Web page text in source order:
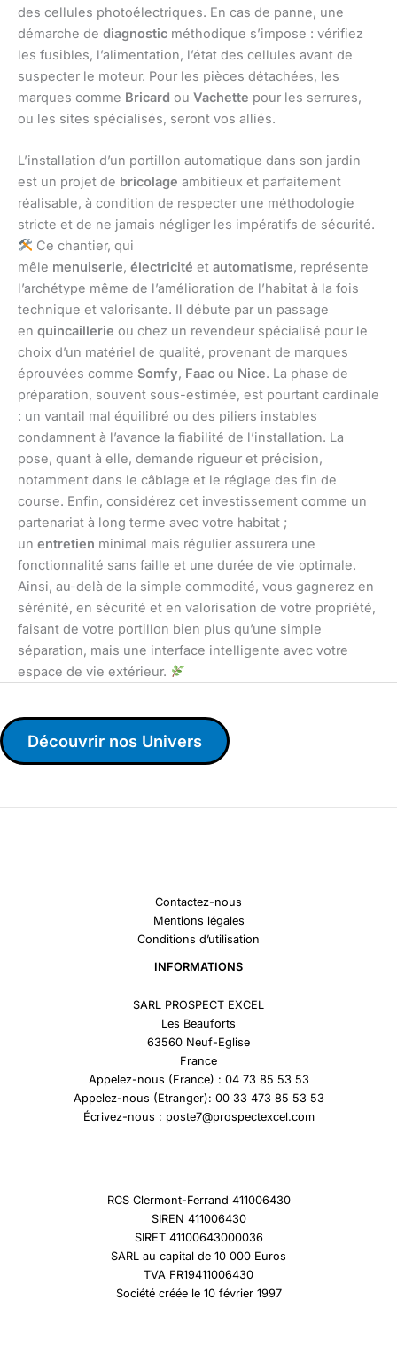
des cellules photoélectriques. En cas de panne, une
démarche de diagnostic méthodique s’impose : vérifiez
les fusibles, l’alimentation, l’état des cellules avant de
suspecter le moteur. Pour les pièces détachées, les
marques comme Bricard ou Vachette pour les serrures,
ou les sites spécialisés, seront vos alliés.
L’installation d’un portillon automatique dans son jardin
est un projet de bricolage ambitieux et parfaitement
réalisable, à condition de respecter une méthodologie
stricte et de ne jamais négliger les impératifs de sécurité.
Ce chantier, qui
mêle menuiserie, électricité et automatisme, représente
l’archétype même de l’amélioration de l’habitat à la fois
technique et valorisante. Il débute par un passage
en quincaillerie ou chez un revendeur spécialisé pour le
choix d’un matériel de qualité, provenant de marques
éprouvées comme Somfy, Faac ou Nice. La phase de
préparation, souvent sous-estimée, est pourtant cardinale
: un vantail mal équilibré ou des piliers instables
condamnent à l’avance la fiabilité de l’installation. La
pose, quant à elle, demande rigueur et précision,
notamment dans le câblage et le réglage des fin de
course. Enfin, considérez cet investissement comme un
partenariat à long terme avec votre habitat ;
un entretien minimal mais régulier assurera une
fonctionnalité sans faille et une durée de vie optimale.
Ainsi, au-delà de la simple commodité, vous gagnerez en
sérénité, en sécurité et en valorisation de votre propriété,
faisant de votre portillon bien plus qu’une simple
séparation, mais une interface intelligente avec votre
espace de vie extérieur.
Découvrir nos Univers
Contactez-nous
Mentions légales
Conditions d’utilisation
INFORMATIONS
SARL PROSPECT EXCEL
Les Beauforts
63560 Neuf-Eglise
France
Appelez-nous (France) : 04 73 85 53 53
Appelez-nous (Etranger): 00 33 473 85 53 53
Écrivez-nous : poste7@prospectexcel.com
RCS Clermont-Ferrand 411006430
SIREN 411006430
SIRET 41100643000036
SARL au capital de 10 000 Euros
TVA FR19411006430
Société créée le 10 février 1997